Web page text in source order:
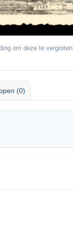
om deze te vergroten
(0)